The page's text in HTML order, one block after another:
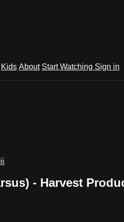
Kids About Start Watching Sign in
- Harvest